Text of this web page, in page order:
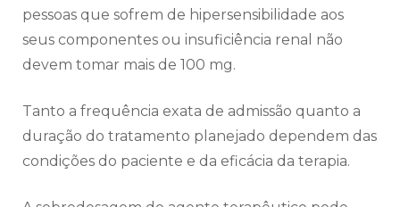
pessoas que sofrem de hipersensibilidade aos
seus componentes ou insuficiência renal não
devem tomar mais de 100 mg.
Tanto a frequência exata de admissão quanto a
duração do tratamento planejado dependem das
condições do paciente e da eficácia da terapia.